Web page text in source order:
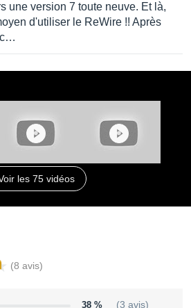
une version 7 toute neuve. Et là,
d'utiliser le ReWire !! Après
les 75 vidéos
(8 avis)
38 % (3 avis)